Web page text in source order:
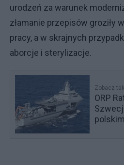
urodzeń za warunek
złamanie przepisów groziły
pracy, a w skrajnych
aborcje i sterylizacje.
Zobacz
ORP